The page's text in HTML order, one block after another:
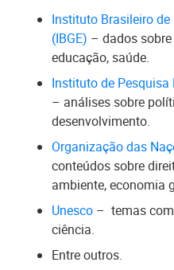
Instituto Brasileiro
(IBGE) – dados
educação, saúde.
Instituto de Pesquisa
– análises sobre
desenvolvimento.
Organização das
conteúdos sobre
ambiente, economia
Unesco – temas
ciência.
Entre outros.